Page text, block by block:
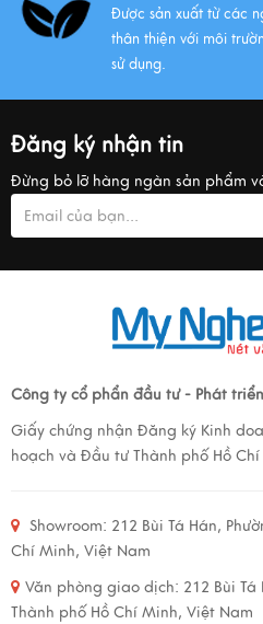
Được sản xuất từ các
thân thiện với môi
sử dụng.
Đăng ký nhận tin
Đừng bỏ lỡ hàng ngàn sản phẩm
Công ty cổ phẩn đầu tư - Phát
Giấy chứng nhận Đăng ký Kinh
hoạch và Đầu tư Thành phố Hồ
Showroom: 212 Bùi Tá Hán,
Chí Minh, Việt Nam
Văn phòng giao dịch: 212 Bùi Tá
Thành phố Hồ Chí Minh, Việt Nam